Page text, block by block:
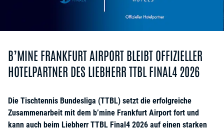
B’MINE FRANKFURT AIRPORT BLEIBT OFFIZIELLER
HOTELPARTNER DES LIEBHERR TTBL FINAL4 2026
Die Tischtennis Bundesliga (TTBL) setzt die erfolgreiche
Zusammenarbeit mit dem b’mine Frankfurt Airport fort und
kann auch beim Liebherr TTBL Final4 2026 auf einen starken